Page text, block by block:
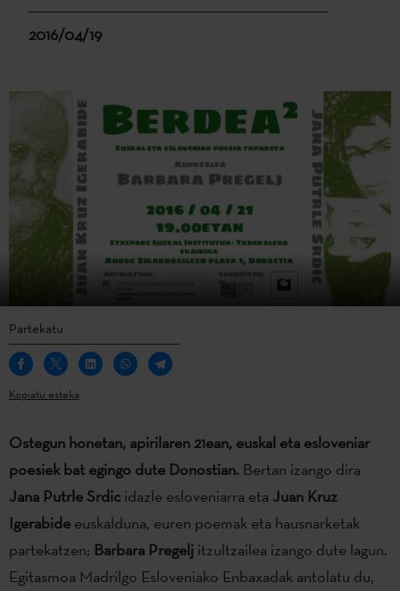
2016/04/19
Partekatu
Kopiatu esteka
Ostegun honetan, apirilaren 21ean, euskal eta esloveniar
poesiek bat egingo dute Donostian. Bertan izango dira
Jana Putrle Srdic idazle esloveniarra eta Juan Kruz
Igerabide euskalduna, euren poemak eta hausnarketak
partekatzen; Barbara Pregelj itzultzailea izango dute lagun.
Egitasmoa Madrilgo Esloveniako Enbaxadak antolatu du,